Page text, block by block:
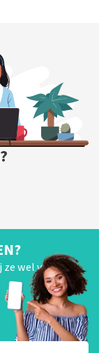
wel van je!